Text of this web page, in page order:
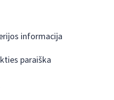
informacija
paraiška